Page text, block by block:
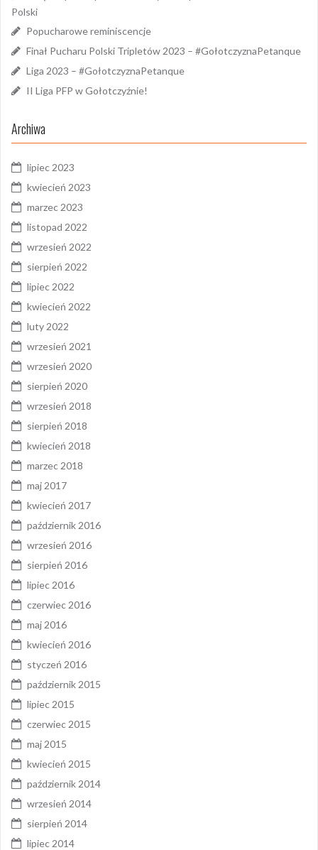
Polski
Popucharowe reminiscencje
Finał Pucharu Polski Tripletów 2023 – #GołotczyznaPetanque
Liga 2023 – #GołotczyznaPetanque
II Liga PFP w Gołotczyźnie!
Archiwa
lipiec 2023
kwiecień 2023
marzec 2023
listopad 2022
wrzesień 2022
sierpień 2022
lipiec 2022
kwiecień 2022
luty 2022
wrzesień 2021
wrzesień 2020
sierpień 2020
wrzesień 2018
sierpień 2018
kwiecień 2018
marzec 2018
maj 2017
kwiecień 2017
październik 2016
wrzesień 2016
sierpień 2016
lipiec 2016
czerwiec 2016
maj 2016
kwiecień 2016
styczeń 2016
październik 2015
lipiec 2015
czerwiec 2015
maj 2015
kwiecień 2015
październik 2014
wrzesień 2014
sierpień 2014
lipiec 2014